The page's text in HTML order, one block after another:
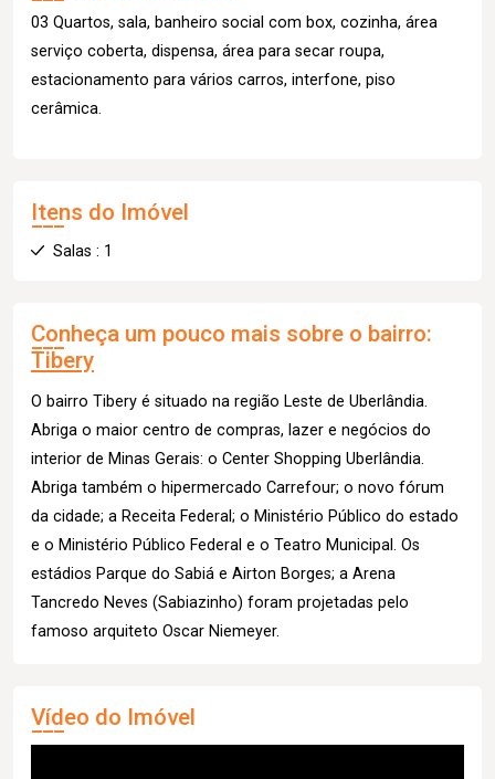
03 Quartos, sala, banheiro social com box, cozinha, área
serviço coberta, dispensa, área para secar roupa,
estacionamento para vários carros, interfone, piso
cerâmica.
Itens do Imóvel
Salas : 1
Conheça um pouco mais sobre o bairro:
Tibery
O bairro Tibery é situado na região Leste de Uberlândia.
Abriga o maior centro de compras, lazer e negócios do
interior de Minas Gerais: o Center Shopping Uberlândia.
Abriga também o hipermercado Carrefour; o novo fórum
da cidade; a Receita Federal; o Ministério Público do estado
e o Ministério Público Federal e o Teatro Municipal. Os
estádios Parque do Sabiá e Airton Borges; a Arena
Tancredo Neves (Sabiazinho) foram projetadas pelo
famoso arquiteto Oscar Niemeyer.
Vídeo do Imóvel